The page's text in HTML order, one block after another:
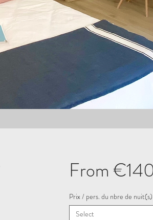
From
Prix / pers. du nbre de
Select